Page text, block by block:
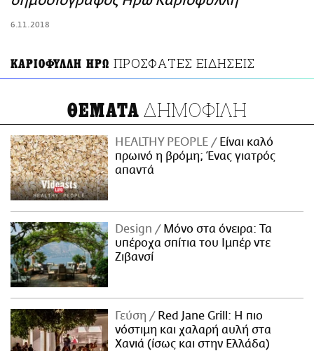
6.11.2018
ΚΑΡΙΟΦΥΛΛΗ ΗΡΩ ΠΡΟΣΦΑΤΕΣ ΕΙΔΗΣΕΙΣ
ΘΕΜΑΤΑ ΔΗΜΟΦΙΛΗ
HEALTHY PEOPLE
Είναι καλό
πρωινό η βρόμη; Ένας γιατρός
απαντά
Design
Μόνο στα όνειρα: Τα
υπέροχα σπίτια του Ιμπέρ ντε
Ζιβανσί
Γεύση
Red Jane Grill: Η πιο
νόστιμη και χαλαρή αυλή στα
Χανιά (ίσως και στην Ελλάδα)